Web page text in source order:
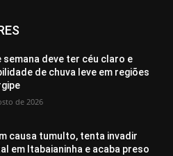
semana deve ter céu claro e
de chuva leve em regiões
de 2026
causa tumulto, tenta invadir
em Itabaianinha e acaba preso